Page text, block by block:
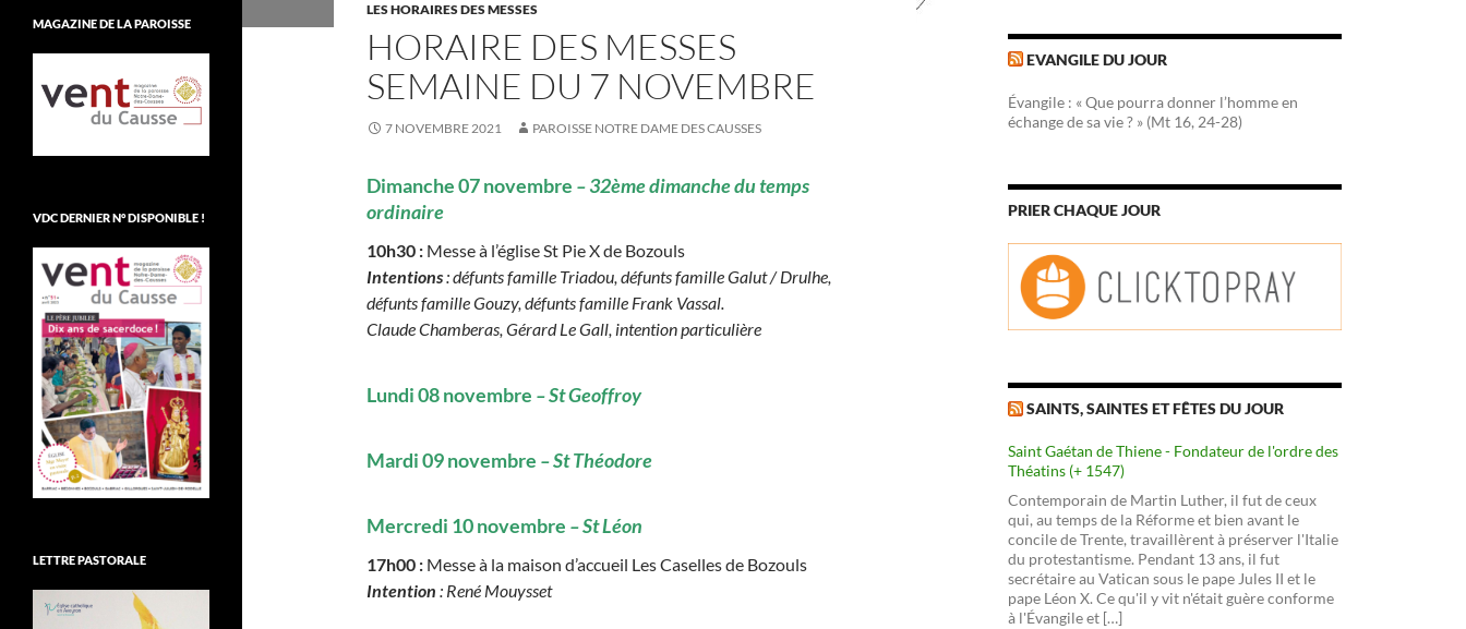
LES HORAIRES DES MESSES
HORAIRE DES MESSES
SEMAINE DU 7 NOVEMBRE
7 NOVEMBRE 2021 PAROISSE NOTRE DAME DES CAUSSES
Dimanche 07 novembre –32ème dimanche du temps
ordinaire
10h30 : Messe à l’église St Pie X de Bozouls
Intentions: défunts famille Triadou, défunts famille Galut / Drulhe,
défunts famille Gouzy, défunts famille Frank Vassal.
Claude Chamberas, Gérard Le Gall, intention particulière
Lundi 08 novembre – St Geoffroy
Mardi 09 novembre – St Théodore
Mercredi 10 novembre – St Léon
17h00 : Messe à la maison d’accueil Les Caselles de Bozouls
Intention : René Mouysset
EVANGILE DU JOUR
Évangile : « Que pourra donner l’homme en
échange de sa vie ? » (Mt 16, 24-28)
PRIER CHAQUE JOUR
SAINTS, SAINTES ET FÊTES DU JOUR
Saint Gaétan de Thiene - Fondateur de l'ordre des
Théatins (+ 1547)
Contemporain de Martin Luther, il fut de ceux
qui, au temps de la Réforme et bien avant le
concile de Trente, travaillèrent à préserver l'Italie
du protestantisme. Pendant 13 ans, il fut
secrétaire au Vatican sous le pape Jules II et le
pape Léon X. Ce qu'il y vit n'était guère conforme
à l'Évangile et […]
MAGAZINE DE LA PAROISSE
VDC DERNIER N° DISPONIBLE !
LETTRE PASTORALE